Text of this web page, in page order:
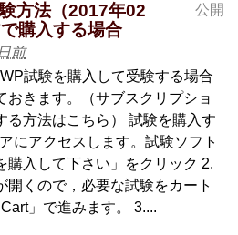
公開
方法（2017年02
購入する場合
前
試験を購入して受験する場合
おきます。（サブスクリプショ
る方法はこちら） 試験を購入す
にアクセスします。試験ソフト
購入して下さい」をクリック 2.
開くので，必要な試験をカート
」で進みます。 3....